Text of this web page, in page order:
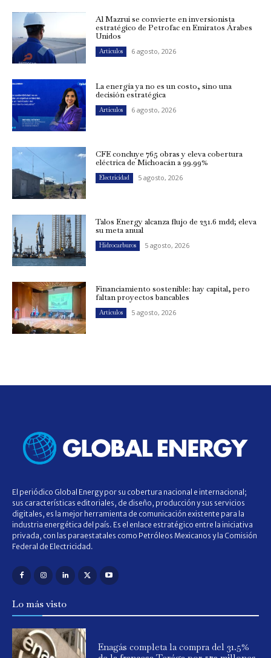
Al Mazrui se convierte en inversionista
estratégico de Petrofac en Emiratos Árabes
Unidos
Artículos 6 agosto, 2026
La energía ya no es un costo, sino una
decisión estratégica
Artículos 6 agosto, 2026
CFE concluye 765 obras y eleva cobertura
eléctrica de Michoacán a 99.99%
Electricidad 5 agosto, 2026
Talos Energy alcanza flujo de 231.6 mdd; eleva
su meta anual
Hidrocarburos 5 agosto, 2026
Financiamiento sostenible: hay capital, pero
faltan proyectos bancables
Artículos 5 agosto, 2026
El periódico Global Energy por su cobertura nacional e internacional;
sus características editoriales, de diseño, producción y sus servicios
digitales, es la mejor herramienta de comunicación existente para la
industria energética del país. Es el enlace estratégico entre la iniciativa
privada, con las paraestatales como Petróleos Mexicanos y la Comisión
Federal de Electricidad.
Lo más visto
Enagás completa la compra del 31.5%